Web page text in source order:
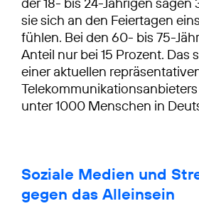
sie sich an den Feiertagen
fühlen. Bei den 60- bis 75-
Anteil nur bei 15 Prozent. Das
einer aktuellen
Telekommunikationsanbieters
unter 1000 Menschen in
Soziale Medien und
gegen das Alleinsein